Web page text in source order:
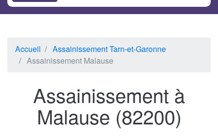
Accueil
Assainissement Tarn-et-Garonne
Assainissement Malause
Assainissement à
Malause (82200)